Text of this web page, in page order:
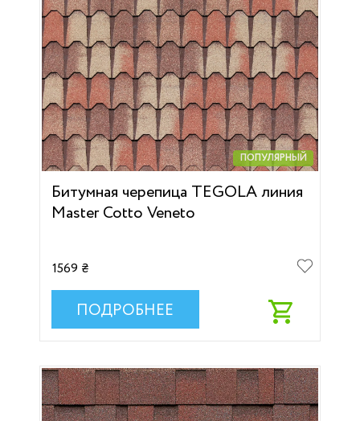
ПОПУЛЯРНЫЙ
Битумная черепица TEGOLA линия
Master Cotto Veneto
1569 ₴
ПОДРОБНЕЕ